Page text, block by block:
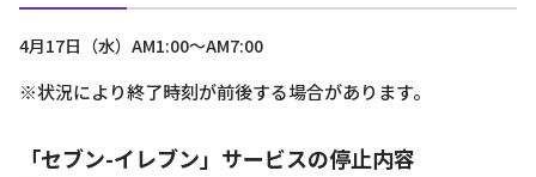
4月17日（水）AM1:00～AM7:00
※状況により終了時刻が前後する場合があります。
「セブン-イレブン」サービスの停止内容